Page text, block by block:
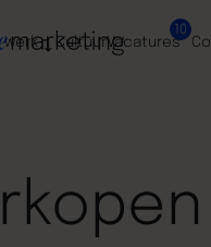
werk CultuurVacatures
10